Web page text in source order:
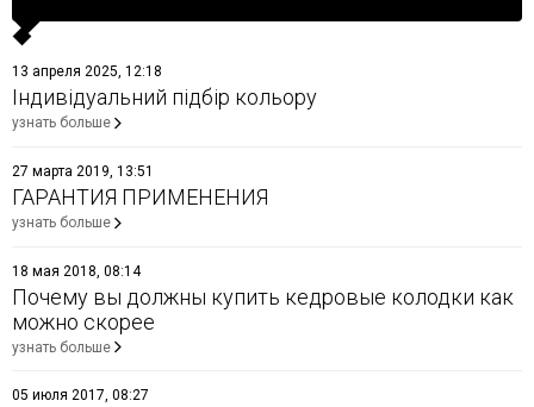
13 апреля 2025, 12:18
Індивідуальний підбір кольору
узнать больше
27 марта 2019, 13:51
ГАРАНТИЯ ПРИМЕНЕНИЯ
узнать больше
18 мая 2018, 08:14
Почему вы должны купить кедровые колодки как
можно скорее
узнать больше
05 июля 2017, 08:27